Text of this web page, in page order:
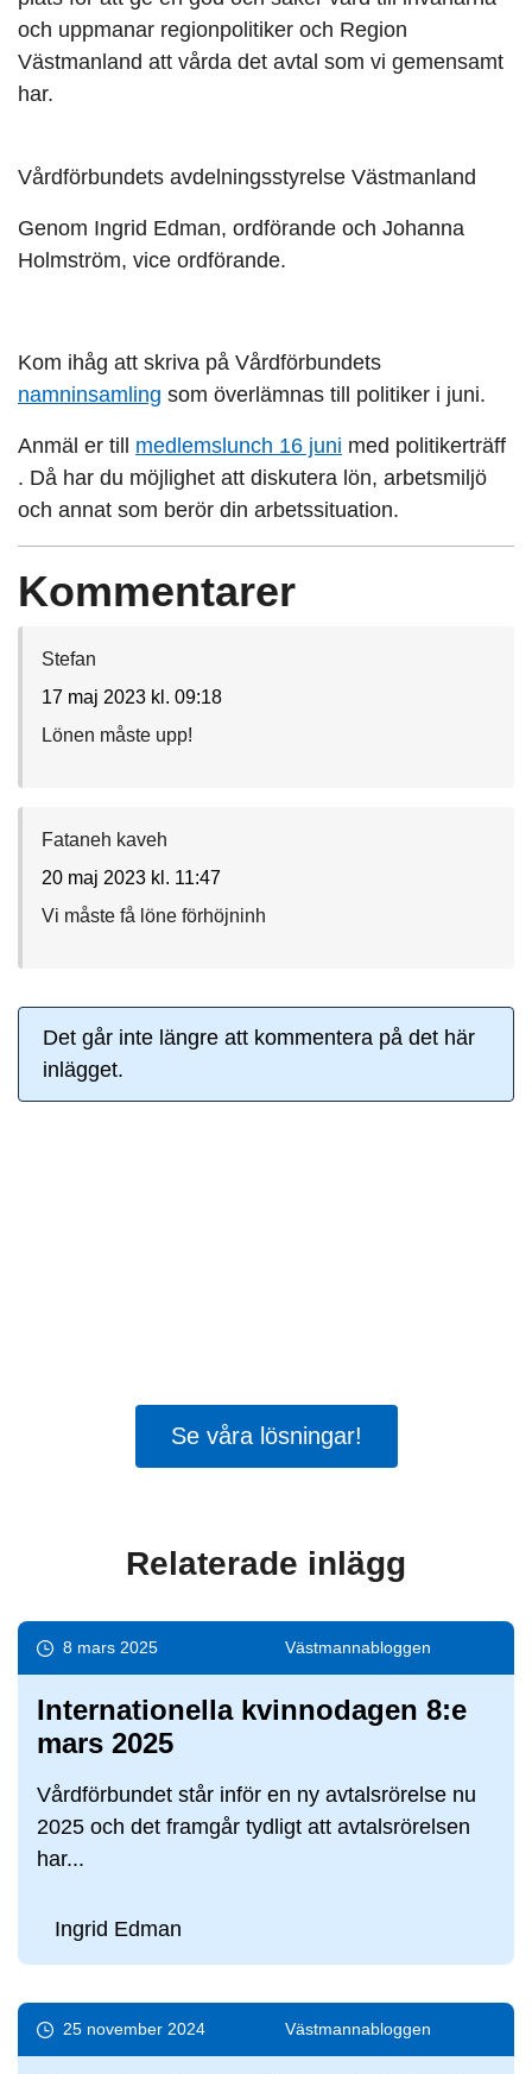
och uppmanar regionpolitiker och Region
Västmanland att vårda det avtal som vi gemensamt
har.
Vårdförbundets avdelningsstyrelse Västmanland
Genom Ingrid Edman, ordförande och Johanna
Holmström, vice ordförande.
Kom ihåg att skriva på Vårdförbundets
namninsamling som överlämnas till politiker i juni.
Anmäl er till medlemslunch 16 juni med politikerträff
. Då har du möjlighet att diskutera lön, arbetsmiljö
och annat som berör din arbetssituation.
Kommentarer
Stefan
17 maj 2023 kl. 09:18
Lönen måste upp!
Fataneh kaveh
20 maj 2023 kl. 11:47
Vi måste få löne förhöjninh
Det går inte längre att kommentera på det här
inlägget.
Se våra lösningar!
Relaterade inlägg
8 mars 2025 Västmanna­bloggen
Internationella kvinnodagen 8:e
mars 2025
Vårdförbundet står inför en ny avtalsrörelse nu
2025 och det framgår tydligt att avtalsrörelsen
har...
Ingrid Edman
25 november 2024 Västmanna­bloggen